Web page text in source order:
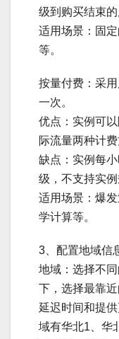
级到购买结束的
适用场景：固
等。
按量付费：采
一次。
优点：实例可
际流量两种计费
缺点：实例每
级，不支持实
适用场景：爆
学计算等。
3、配置地域信
地域：选择不
下，选择最靠
延迟时间和提
域有华北1、华